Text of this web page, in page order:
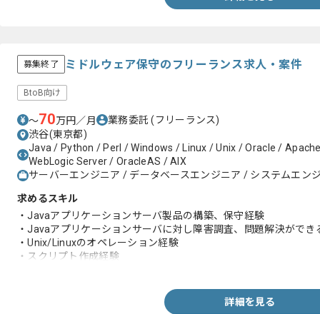
募集終了 ミドルウェア保守のフリーランス求人・案件
BtoB向け
〜70万円／月 業務委託(フリーランス)
渋谷(東京都)
Java / Python / Perl / Windows / Linux / Unix / Oracle /
WebLogic Server / OracleAS / AIX
サーバーエンジニア / データベースエンジニア / システムエン
求めるスキル
・Javaアプリケーションサーバ製品の構築、保守経験
・Javaアプリケーションサーバに対し障害調査、問題解決ができ
・Unix/Linuxのオペレーション経験
・スクリプト作成経験
・ksh,Bashで記述されたスクリプトを解析、理解し改修すること
詳細を見る